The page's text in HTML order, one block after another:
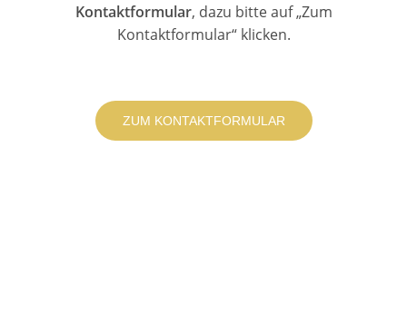
Kontaktformular, dazu bitte auf „Zum
Kontaktformular“ klicken.
ZUM KONTAKTFORMULAR